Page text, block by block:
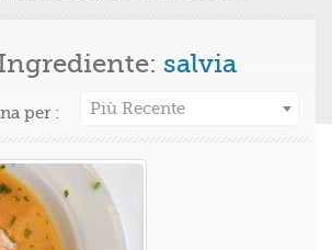
salvia
per : Più Recente